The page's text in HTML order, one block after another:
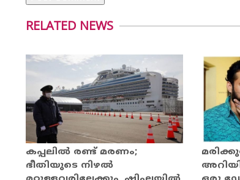
RELATED NEWS
കപ്പലില്‍ രണ്ട് മരണം;
ഭീതിയുടെ നിഴൽ